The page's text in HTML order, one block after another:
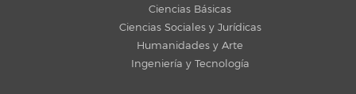
Ciencias Básicas
Ciencias Sociales y Jurídicas
Humanidades y Arte
Ingeniería y Tecnología